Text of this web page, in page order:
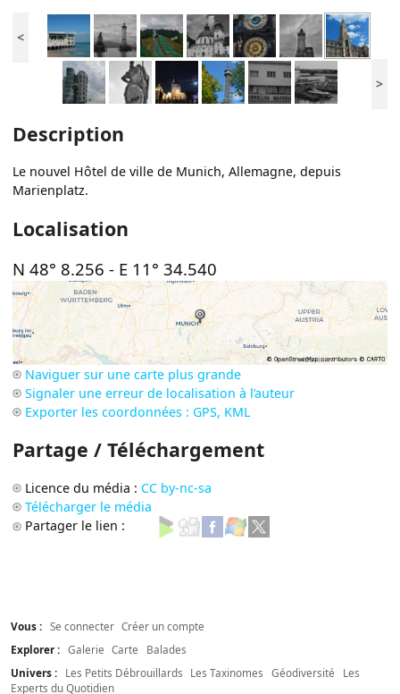
<
>
Description
Le nouvel Hôtel de ville de Munich, Allemagne, depuis
Marienplatz.
Localisation
N 48° 8.256 - E 11° 34.540
Naviguer sur une carte plus grande
Signaler une erreur de localisation à l’auteur
Exporter les coordonnées : GPS, KML
Partage / Téléchargement
Licence du média : CC by-nc-sa
Télécharger le média
Partager le lien :
Vous : Se connecter Créer un compte
Explorer : Galerie Carte
Balades
Univers :
Les Petits Débrouillards Les Taxinomes Géodiversité
Les
Experts du Quotidien